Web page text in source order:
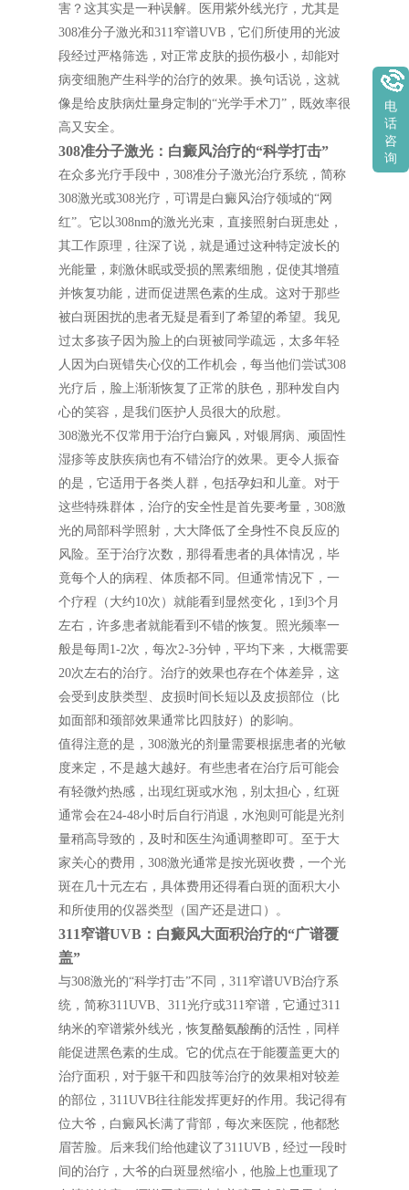
害？这其实是一种误解。医用紫外线光疗，尤其是
308准分子激光和311窄谱UVB，它们所使用的光波
段经过严格筛选，对正常皮肤的损伤极小，却能对
病变细胞产生科学的治疗的效果。换句话说，这就
像是给皮肤病灶量身定制的“光学手术刀”，既效率很
高又安全。
308准分子激光：白癜风治疗的“科学打击”
在众多光疗手段中，308准分子激光治疗系统，简称
308激光或308光疗，可谓是白癜风治疗领域的“网
红”。它以308nm的激光光束，直接照射白斑患处，
其工作原理，往深了说，就是通过这种特定波长的
光能量，刺激休眠或受损的黑素细胞，促使其增殖
并恢复功能，进而促进黑色素的生成。这对于那些
被白斑困扰的患者无疑是看到了希望的希望。我见
过太多孩子因为脸上的白斑被同学疏远，太多年轻
人因为白斑错失心仪的工作机会，每当他们尝试308
光疗后，脸上渐渐恢复了正常的肤色，那种发自内
心的笑容，是我们医护人员很大的欣慰。
308激光不仅常用于治疗白癜风，对银屑病、顽固性
湿疹等皮肤疾病也有不错治疗的效果。更令人振奋
的是，它适用于各类人群，包括孕妇和儿童。对于
这些特殊群体，治疗的安全性是首先要考量，308激
光的局部科学照射，大大降低了全身性不良反应的
风险。至于治疗次数，那得看患者的具体情况，毕
竟每个人的病程、体质都不同。但通常情况下，一
个疗程（大约10次）就能看到显然变化，1到3个月
左右，许多患者就能看到不错的恢复。照光频率一
般是每周1-2次，每次2-3分钟，平均下来，大概需要
20次左右的治疗。治疗的效果也存在个体差异，这
会受到皮肤类型、皮损时间长短以及皮损部位（比
如面部和颈部效果通常比四肢好）的影响。
值得注意的是，308激光的剂量需要根据患者的光敏
度来定，不是越大越好。有些患者在治疗后可能会
有轻微灼热感，出现红斑或水泡，别太担心，红斑
通常会在24-48小时后自行消退，水泡则可能是光剂
量稍高导致的，及时和医生沟通调整即可。至于大
家关心的费用，308激光通常是按光斑收费，一个光
斑在几十元左右，具体费用还得看白斑的面积大小
和所使用的仪器类型（国产还是进口）。
311窄谱UVB：白癜风大面积治疗的“广谱覆
盖”
与308激光的“科学打击”不同，311窄谱UVB治疗系
统，简称311UVB、311光疗或311窄谱，它通过311
纳米的窄谱紫外线光，恢复酪氨酸酶的活性，同样
能促进黑色素的生成。它的优点在于能覆盖更大的
治疗面积，对于躯干和四肢等治疗的效果相对较差
的部位，311UVB往往能发挥更好的作用。我记得有
位大爷，白癜风长满了背部，每次来医院，他都愁
眉苦脸。后来我们给他建议了311UVB，经过一段时
间的治疗，大爷的白斑显然缩小，他脸上也重现了
电
话
咨
询